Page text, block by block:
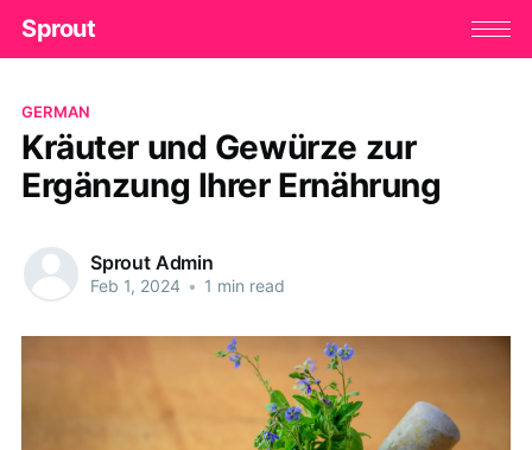
Sprout
GERMAN
Kräuter und Gewürze zur
Ergänzung Ihrer Ernährung
Sprout Admin
Feb 1, 2024 • 1 min read